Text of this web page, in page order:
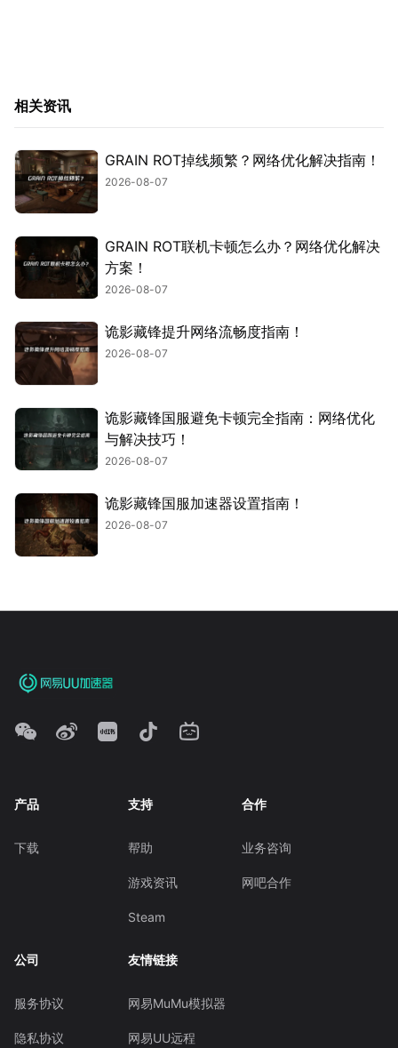
相关资讯
GRAIN ROT掉线频繁？网络优化解决指南！
2026-08-07
GRAIN ROT联机卡顿怎么办？网络优化解决
方案！
2026-08-07
诡影藏锋提升网络流畅度指南！
2026-08-07
诡影藏锋国服避免卡顿完全指南：网络优化
与解决技巧！
2026-08-07
诡影藏锋国服加速器设置指南！
2026-08-07
产品
下载
支持
帮助
游戏资讯
Steam
合作
业务咨询
网吧合作
公司
服务协议
隐私协议
友情链接
网易MuMu模拟器
网易UU远程